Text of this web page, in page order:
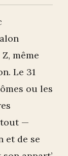
même
Le 31
ou les
—
et de se